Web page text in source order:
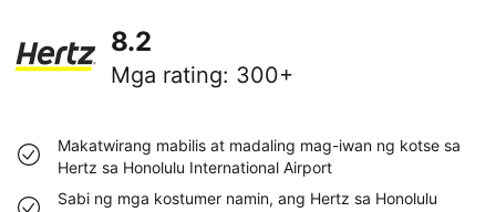
8.2
Mga rating: 300+
Makatwirang mabilis at madaling mag-iwan ng kotse sa
Hertz sa Honolulu International Airport
Sabi ng mga kostumer namin, ang Hertz sa Honolulu